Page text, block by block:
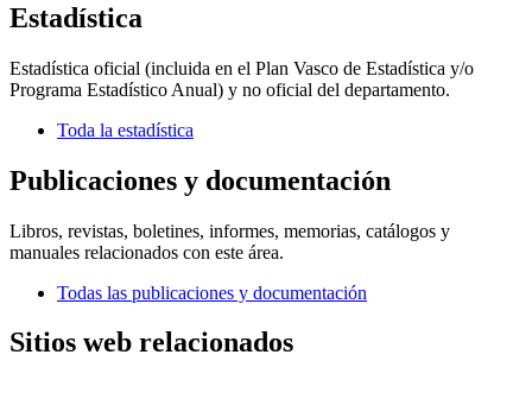
Estadística
Estadística oficial (incluida en el Plan Vasco de Estadística y/o
Programa Estadístico Anual) y no oficial del departamento.
Toda la estadística
Publicaciones y documentación
Libros, revistas, boletines, informes, memorias, catálogos y
manuales relacionados con este área.
Todas las publicaciones y documentación
Sitios web relacionados